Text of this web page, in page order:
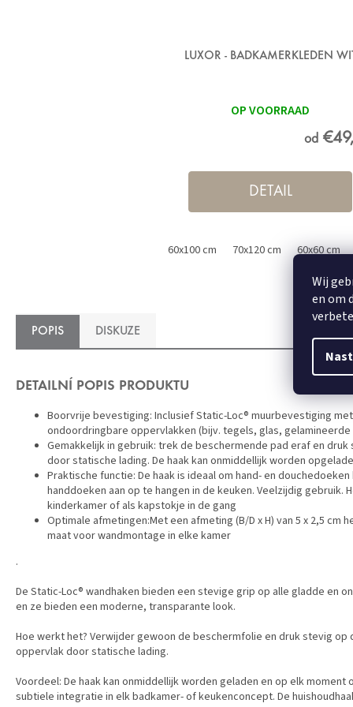
Wij
en om
LUXOR - BADKAMERKLEDEN
OP VOORRAAD
od
DETAIL
60x100 cm 70x120 cm 60x60 cm
POPIS DISKUZE
DETAILNÍ POPIS PRODUKTU
Boorvrije bevestiging: Inclusief Static-Loc® muurbevestiging
ondoordringbare oppervlakken (bijv. tegels, glas, gelamineerde
Gemakkelijk in gebruik: trek de beschermende pad eraf en
door statische lading. De haak kan onmiddellijk worden
Praktische functie: De haak is ideaal om hand- en
handdoeken aan op te hangen in de keuken. Veelzijdig
kinderkamer of als kapstokje in de gang
Optimale afmetingen:Met een afmeting (B/D x H) van 5 x 2,5
maat voor wandmontage in elke kamer
.
De Static-Loc® wandhaken bieden een stevige grip op alle gladde en
en ze bieden een moderne, transparante look.
Hoe werkt het? Verwijder gewoon de beschermfolie en druk stevig
oppervlak door statische lading.
Voordeel: De haak kan onmiddellijk worden geladen en op elk
subtiele integratie in elk badkamer- of keukenconcept. De